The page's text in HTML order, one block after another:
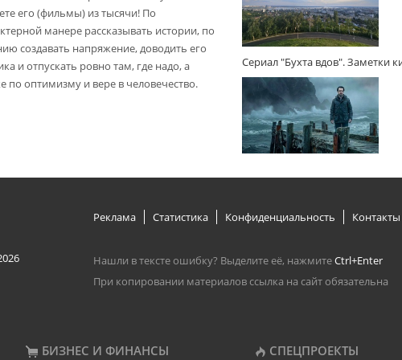
его (фильмы) из тысячи! По
манере рассказывать истории, по
создавать напряжение, доводить его
и отпускать ровно там, где надо, а
по оптимизму и вере в человечество.
Сериал "Бухта вдов". Заметки
Реклама Статистика Конфиденциальность Контакты
Нашли в тексте ошибку? Выделите её, нажмитеCtrl+Enter
При копировании материалов ссылка на сайт обязательна
БИЗНЕС И ФИНАНСЫ СПЕЦПРОЕКТЫ